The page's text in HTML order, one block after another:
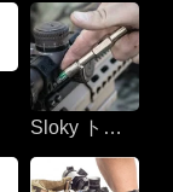
Sloky トルクドライバー（シューティング用）